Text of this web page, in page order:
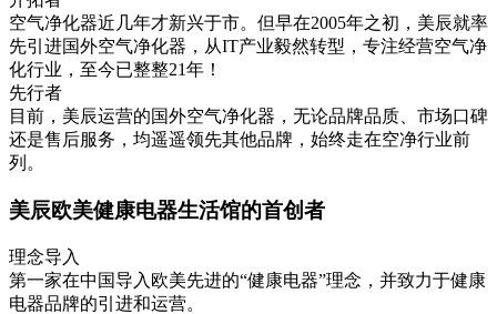
空气净化器近几年才新兴于市。但早在2005年之初，美辰就率
先引进国外空气净化器，从IT产业毅然转型，专注经营空气净
化行业，至今已整整21年！
先行者
目前，美辰运营的国外空气净化器，无论品牌品质、市场口碑
还是售后服务，均遥遥领先其他品牌，始终走在空净行业前
列。
美辰欧美健康电器生活馆的首创者
理念导入
第一家在中国导入欧美先进的“健康电器”理念，并致力于健康
电器品牌的引进和运营。